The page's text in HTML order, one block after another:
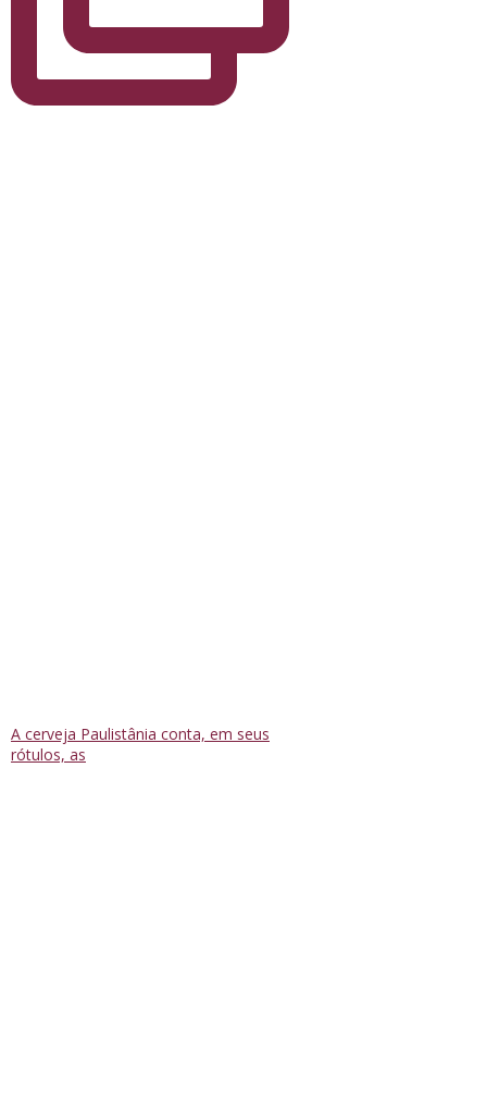
A cerveja Paulistânia conta, em seus
rótulos, as